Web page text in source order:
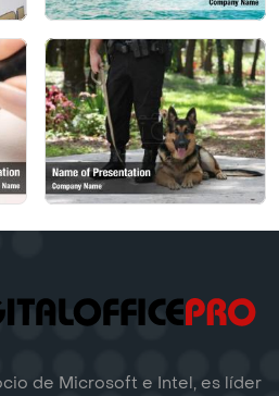
de Microsoft e Intel, es líder